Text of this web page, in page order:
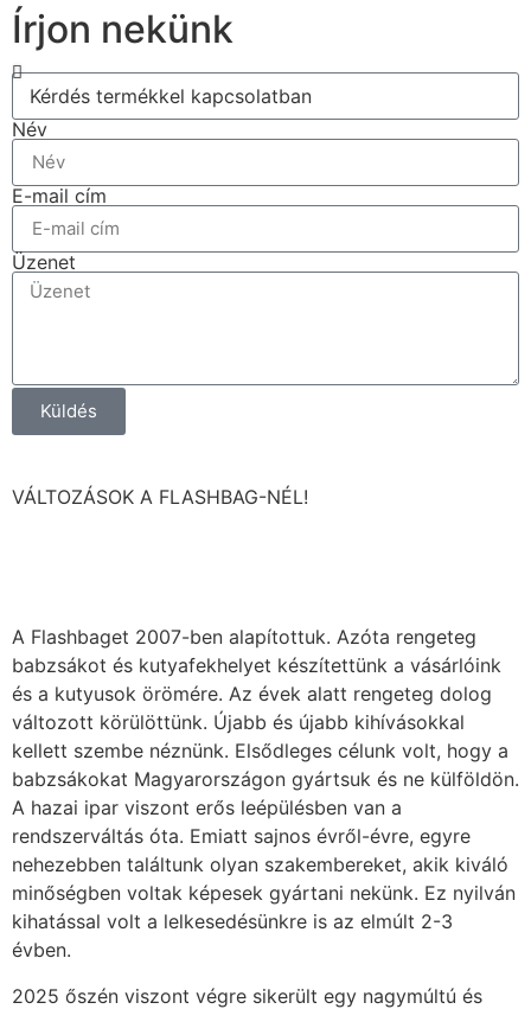
Írjon nekünk
Név
E-mail cím
Üzenet
Küldés
VÁLTOZÁSOK A FLASHBAG-NÉL!
A Flashbaget 2007-ben alapítottuk. Azóta rengeteg
babzsákot és kutyafekhelyet készítettünk a vásárlóink
és a kutyusok örömére. Az évek alatt rengeteg dolog
változott körülöttünk. Újabb és újabb kihívásokkal
kellett szembe néznünk. Elsődleges célunk volt, hogy a
babzsákokat Magyarországon gyártsuk és ne külföldön.
A hazai ipar viszont erős leépülésben van a
rendszerváltás óta. Emiatt sajnos évről-évre, egyre
nehezebben találtunk olyan szakembereket, akik kiváló
minőségben voltak képesek gyártani nekünk. Ez nyilván
kihatással volt a lelkesedésünkre is az elmúlt 2-3
évben.
2025 őszén viszont végre sikerült egy nagymúltú és